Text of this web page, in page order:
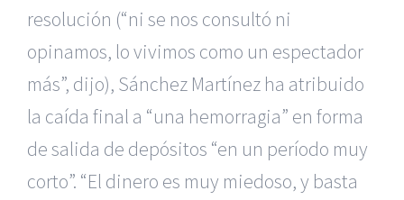
resolución (“ni se nos consultó ni
opinamos, lo vivimos como un espectador
más”, dijo), Sánchez Martínez ha atribuido
la caída final a “una hemorragia” en forma
de salida de depósitos “en un período muy
corto”. “El dinero es muy miedoso, y basta